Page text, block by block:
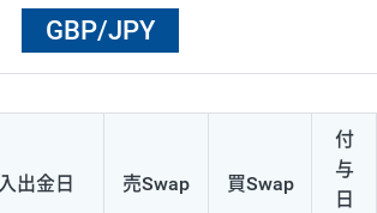
GBP/JPY
入出金日 売Swap 買Swap
付
与
日